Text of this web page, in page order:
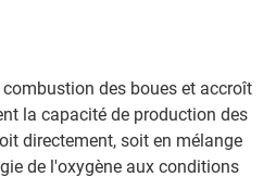
des boues et accroît
la capacité de production des
directement, soit en mélange
de l'oxygène aux conditions